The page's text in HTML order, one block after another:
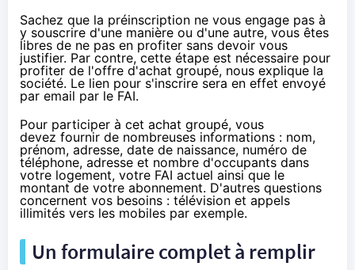
Sachez que la préinscription ne vous engage pas à
y souscrire d'une manière ou d'une autre, vous êtes
libres de ne pas en profiter sans devoir vous
justifier. Par contre, cette étape est nécessaire pour
profiter de l'offre d'achat groupé, nous explique la
société. Le lien pour s'inscrire sera en effet envoyé
par email par leFAI.
Pour participer à cet achat groupé, vous
devez fournir de nombreuses informations : nom,
prénom, adresse, date de naissance, numéro de
téléphone, adresse et nombre d'occupants dans
votre logement, votre FAI actuel ainsi que le
montant de votre abonnement. D'autres questions
concernent vos besoins : télévision et appels
illimités vers les mobiles par exemple.
Un formulaire complet à remplir